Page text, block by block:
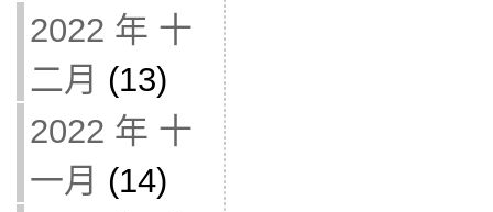
2022 年 十
二月 (13)
2022 年 十
一月 (14)